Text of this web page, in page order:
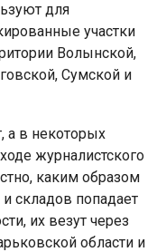
для
участки
Волынской,
Сумской и
а в некоторых
журналистского
каким образом
складов попадает
их везут через
области и